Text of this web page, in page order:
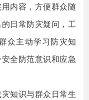
内容，方便群众随
日常防灾疑问，工
众主动学习防灾知
全防范意识和应急
知识与群众日常生